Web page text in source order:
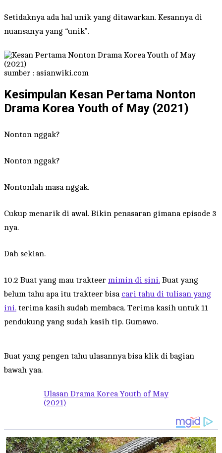
Setidaknya ada hal unik yang ditawarkan. Kesannya di
nuansanya yang “unik”.
sumber : asianwiki.com
Kesimpulan Kesan Pertama Nonton
Drama Korea Youth of May (2021)
Nonton nggak?
Nonton nggak?
Nontonlah masa nggak.
Cukup menarik di awal. Bikin penasaran gimana episode 3
nya.
Dah sekian.
10.2 Buat yang mau trakteer mimin di sini. Buat yang
belum tahu apa itu trakteer bisa cari tahu di tulisan yang
ini. terima kasih sudah membaca. Terima kasih untuk 11
pendukung yang sudah kasih tip. Gumawo.
Buat yang pengen tahu ulasannya bisa klik di bagian
bawah yaa.
Ulasan Drama Korea Youth of May
(2021)